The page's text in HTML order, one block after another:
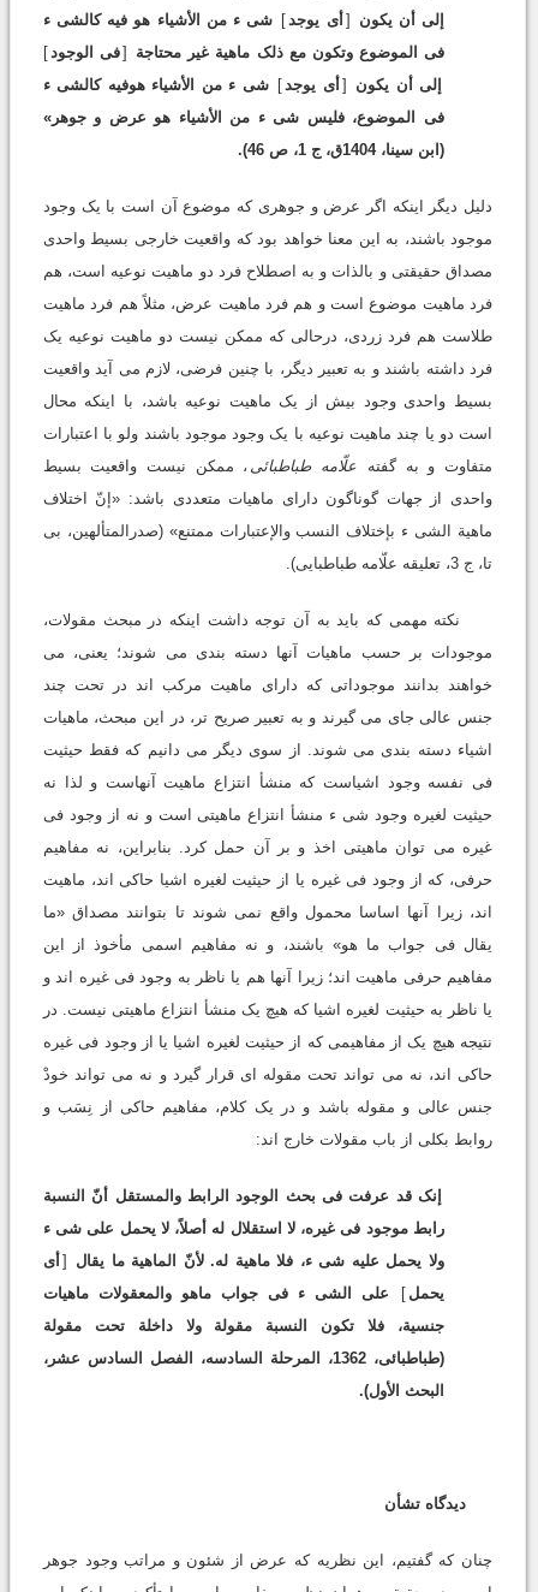
إلى أن یکون
[ أى یوجد] شى ء من الأشیاء هو فیه کالشى ء
فى الموضوع وتکون مع ذلک ماهیة غیر محتاجة
[فى الوجود]
إلى أن یکون
[ أى یوجد] شى ء من الأشیاء هوفیه کالشى ء
فى الموضوع، فلیس شى ء من الأشیاء هو عرض و جوهر»
(ابن سینا، 1404ق، ج 1، ص 46).
دلیل دیگر اینکه اگر عرض و جوهرى که موضوع آن است با یک وجود
موجود باشند، به این معنا خواهد بود که واقعیت خارجى بسیط واحدى
مصداق حقیقتى و بالذات و به اصطلاح فرد دو ماهیت نوعیه است، هم
فرد ماهیت موضوع است و هم فرد ماهیت عرض، مثلاً هم فرد ماهیت
طلاست هم فرد زردى، درحالى که ممکن نیست دو ماهیت نوعیه یک
فرد داشته باشند و به تعبیر دیگر، با چنین فرضى، لازم مى آید واقعیت
بسیط واحدى وجود بیش از یک ماهیت نوعیه باشد، با اینکه محال
است دو یا چند ماهیت نوعیه با یک وجود موجود باشند ولو با اعتبارات
متفاوت و به گفته
علّامه طباطبائى ، ممکن نیست واقعیت بسیط
واحدى از جهات گوناگون داراى ماهیات متعددى باشد: «إنّ اختلاف
ماهیة الشى ء بإختلاف النسب والإعتبارات ممتنع» (صدرالمتألهین، بى
تا، ج 3، تعلیقه علّامه طباطبایى).
نکته مهمى که باید به آن توجه داشت اینکه در مبحث مقولات،
موجودات بر حسب ماهیات آنها دسته بندى مى شوند؛ یعنى، مى
خواهند بدانند موجوداتى که داراى ماهیت مرکب اند در تحت چند
جنس عالى جاى مى گیرند و به تعبیر صریح تر، در این مبحث، ماهیات
اشیاء دسته بندى مى شوند. از سوى دیگر مى دانیم که فقط حیثیت
فى نفسه وجود اشیاست که منشأ انتزاع ماهیت آنهاست و لذا نه
حیثیت لغیره وجود شى ء منشأ انتزاع ماهیتى است و نه از وجود فى
غیره مى توان ماهیتى اخذ و بر آن حمل کرد. بنابراین، نه مفاهیم
حرفى، که از وجود فى غیره یا از حیثیت لغیره اشیا حاکى اند، ماهیت
اند، زیرا آنها اساسا محمول واقع نمى شوند تا بتوانند مصداق «ما
یقال فى جواب ما هو» باشند، و نه مفاهیم اسمى مأخوذ از این
مفاهیم حرفى ماهیت اند؛ زیرا آنها هم یا ناظر به وجود فى غیره اند و
یا ناظر به حیثیت لغیره اشیا که هیچ یک منشأ انتزاع ماهیتى نیست. در
نتیجه هیچ یک از مفاهیمى که از حیثیت لغیره اشیا یا از وجود فى غیره
حاکى اند، نه مى تواند تحت مقوله اى قرار گیرد و نه مى تواند خودْ
جنس عالى و مقوله باشد و در یک کلام، مفاهیم حاکى از نِسَب و
روابط بکلى از باب مقولات خارج اند:
إنک قد عرفت فى بحث الوجود الرابط والمستقل أنّ النسبة
رابط موجود فى غیره، لا استقلال له أصلاً، لا یحمل على شى ء
ولا یحمل علیه شى ء، فلا ماهیة له. لأنّ الماهیة ما یقال
[ أى
یحمل ]
على الشى ء فى جواب ماهو والمعقولات ماهیات
جنسیة، فلا تکون النسبة مقولة ولا داخلة تحت مقولة
(طباطبائى، 1362، المرحلة السادسه، الفصل السادس عشر،
البحث الأول).
دیدگاه تشأن
چنان که گفتیم، این نظریه که عرض از شئون و مراتب وجود جوهر